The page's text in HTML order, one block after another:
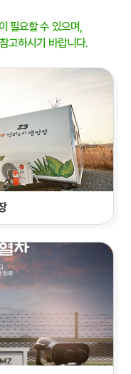
필요할 수 있으며,
고하시기 바랍니다.